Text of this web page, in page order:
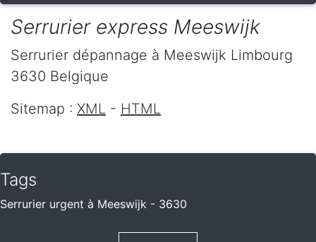
Serrurier express Meeswijk
Serrurier dépannage à Meeswijk Limbourg
3630 Belgique
Sitemap : XML - HTML
Tags
Serrurier urgent à Meeswijk - 3630